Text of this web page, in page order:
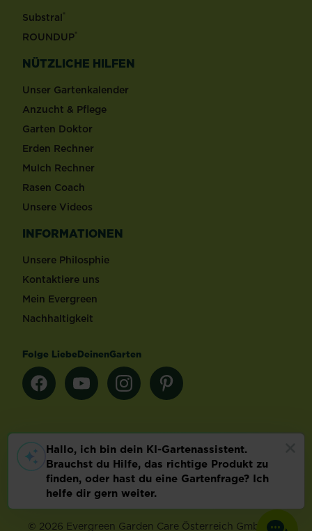
Substral®
ROUNDUP®
NÜTZLICHE HILFEN
Unser Gartenkalender
Anzucht & Pflege
Garten Doktor
Erden Rechner
Mulch Rechner
Rasen Coach
Unsere Videos
INFORMATIONEN
Unsere Philosphie
Kontaktiere uns
Mein Evergreen
Nachhaltigkeit
Folge LiebeDeinenGarten
Länderauswahl
Footer
Impressum & AGB
© 2026 Evergreen Garden Care Österreich GmbH